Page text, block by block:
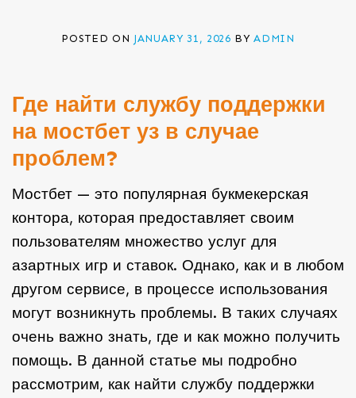
POSTED ON JANUARY 31, 2026 BYADMIN
Где найти службу поддержки
на мостбет уз в случае
проблем?
Мостбет — это популярная букмекерская
контора, которая предоставляет своим
пользователям множество услуг для
азартных игр и ставок. Однако, как и в любом
другом сервисе, в процессе использования
могут возникнуть проблемы. В таких случаях
очень важно знать, где и как можно получить
помощь. В данной статье мы подробно
рассмотрим, как найти службу поддержки